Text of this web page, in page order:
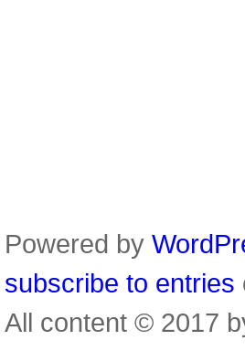
Powered by
subscribe to entries
All content © 2017